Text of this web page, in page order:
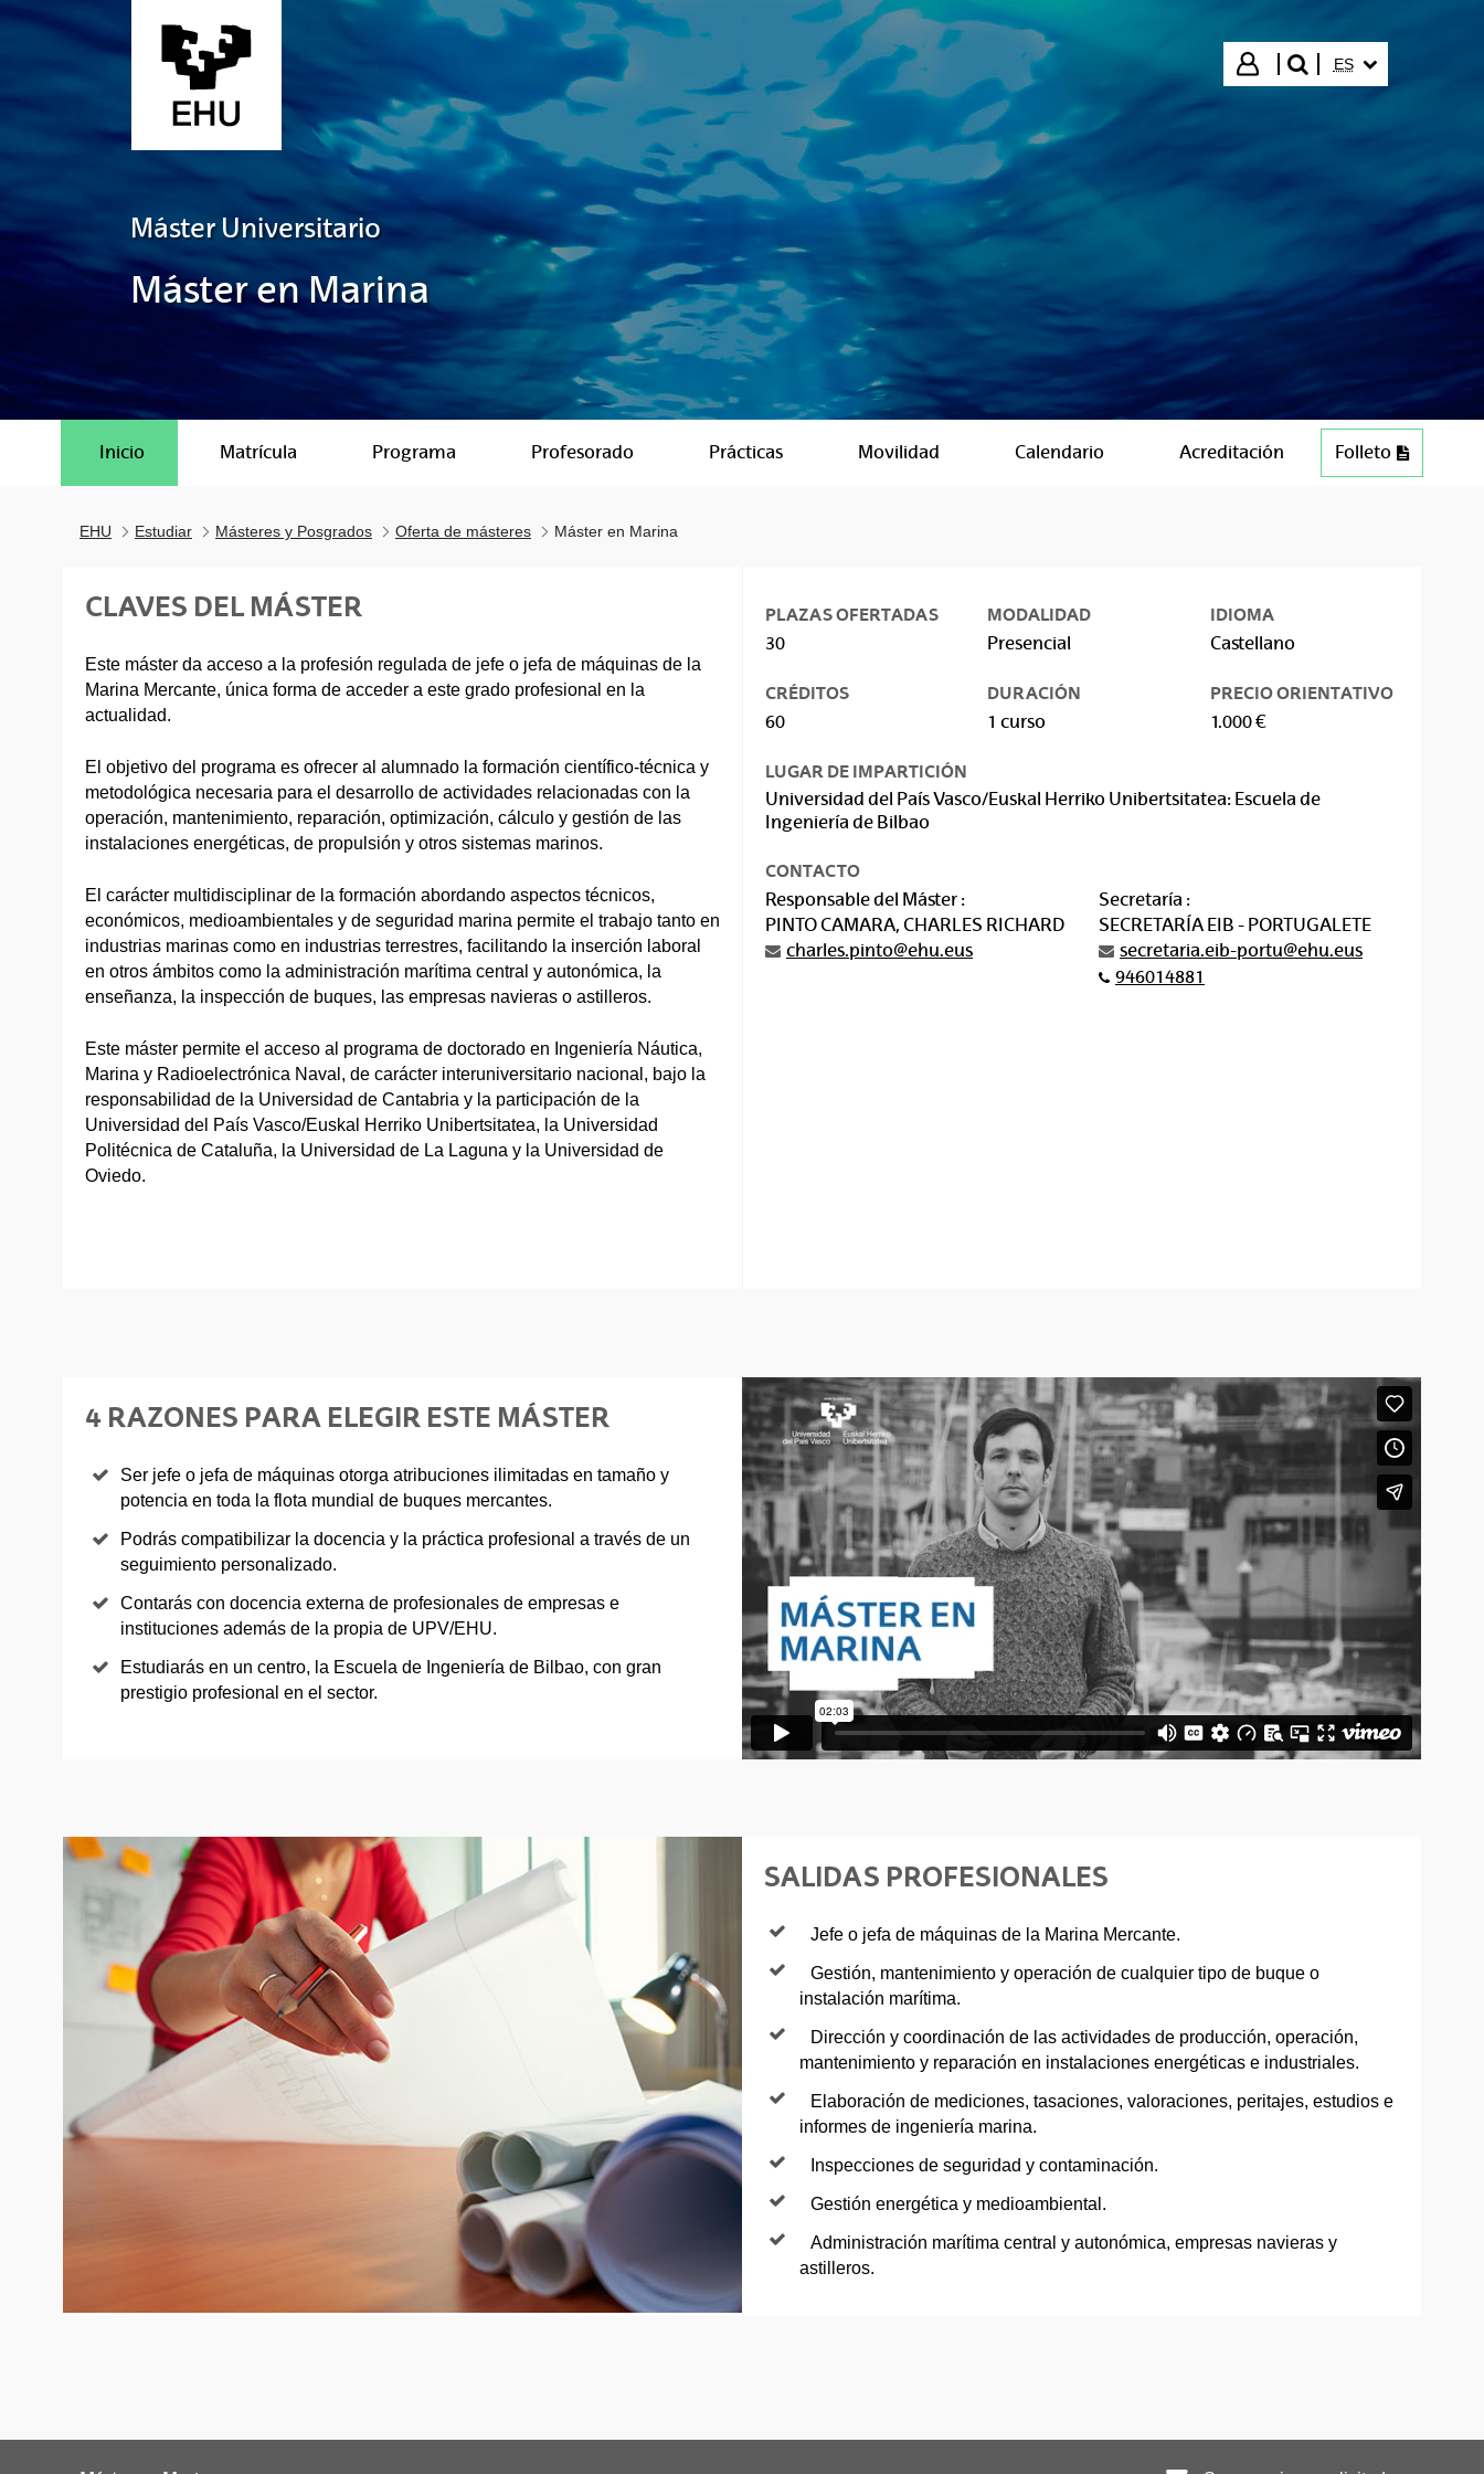
Saltar al contenido principal
Iniciar sesión
buscar"
ES
Máster Universitario
Máster en Marina
Inicio Matrícula Programa Profesorado Prácticas Movilidad Calendario Acreditación Folleto
EHU Estudiar Másteres y Posgrados Oferta de másteres Máster en Marina
CLAVES DEL MÁSTER
Este máster da acceso a la profesión regulada de jefe o jefa de máquinas de la
Marina Mercante, única forma de acceder a este grado profesional en la
actualidad.
El objetivo del programa es ofrecer al alumnado la formación científico-técnica y
metodológica necesaria para el desarrollo de actividades relacionadas con la
operación, mantenimiento, reparación, optimización, cálculo y gestión de las
instalaciones energéticas, de propulsión y otros sistemas marinos.
El carácter multidisciplinar de la formación abordando aspectos técnicos,
económicos, medioambientales y de seguridad marina permite el trabajo tanto en
industrias marinas como en industrias terrestres, facilitando la inserción laboral
en otros ámbitos como la administración marítima central y autonómica, la
enseñanza, la inspección de buques, las empresas navieras o astilleros.
Este máster permite el acceso al programa de doctorado en Ingeniería Náutica,
Marina y Radioelectrónica Naval, de carácter interuniversitario nacional, bajo la
responsabilidad de la Universidad de Cantabria y la participación de la
Universidad del País Vasco/Euskal Herriko Unibertsitatea, la Universidad
Politécnica de Cataluña, la Universidad de La Laguna y la Universidad de
Oviedo.
PLAZAS OFERTADAS
30
MODALIDAD
Presencial
IDIOMA
Castellano
CRÉDITOS
60
DURACIÓN
1 curso
PRECIO ORIENTATIVO
1.000 €
LUGAR DE IMPARTICIÓN
Universidad del País Vasco/Euskal Herriko Unibertsitatea: Escuela de
Ingeniería de Bilbao
CONTACTO
Responsable del Máster :
PINTO CAMARA, CHARLES RICHARD
charles.pinto@ehu.eus
Secretaría :
SECRETARÍA EIB - PORTUGALETE
secretaria.eib-portu@ehu.eus
946014881
4 RAZONES PARA ELEGIR ESTE MÁSTER
Ser jefe o jefa de máquinas otorga atribuciones ilimitadas en tamaño y
potencia en toda la flota mundial de buques mercantes.
Podrás compatibilizar la docencia y la práctica profesional a través de un
seguimiento personalizado.
Contarás con docencia externa de profesionales de empresas e
instituciones además de la propia de UPV/EHU.
Estudiarás en un centro, la Escuela de Ingeniería de Bilbao, con gran
prestigio profesional en el sector.
SALIDAS PROFESIONALES
Jefe o jefa de máquinas de la Marina Mercante.
Gestión, mantenimiento y operación de cualquier tipo de buque o
instalación marítima.
Dirección y coordinación de las actividades de producción, operación,
mantenimiento y reparación en instalaciones energéticas e industriales.
Elaboración de mediciones, tasaciones, valoraciones, peritajes, estudios e
informes de ingeniería marina.
Inspecciones de seguridad y contaminación.
Gestión energética y medioambiental.
Administración marítima central y autonómica, empresas navieras y
astilleros.